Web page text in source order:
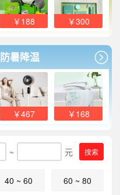
￥188 ￥300
防暑降温
￥467 ￥168
~ 元 搜索
40 ~ 60 60 ~ 80